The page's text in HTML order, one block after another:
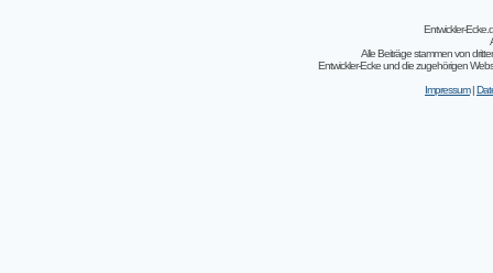
Entwickler-
Alle Beiträge stammen von
Entwickler-Ecke und die zugehörigen
Impressum|